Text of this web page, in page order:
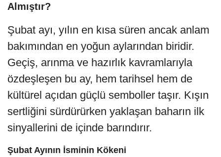
Almıştır?
Şubat ayı, yılın en kısa süren ancak anlam
bakımından en yoğun aylarından biridir.
Geçiş, arınma ve hazırlık kavramlarıyla
özdeşleşen bu ay, hem tarihsel hem de
kültürel açıdan güçlü semboller taşır. Kışın
sertliğini sürdürürken yaklaşan baharın ilk
sinyallerini de içinde barındırır.
Şubat Ayının İsminin Kökeni